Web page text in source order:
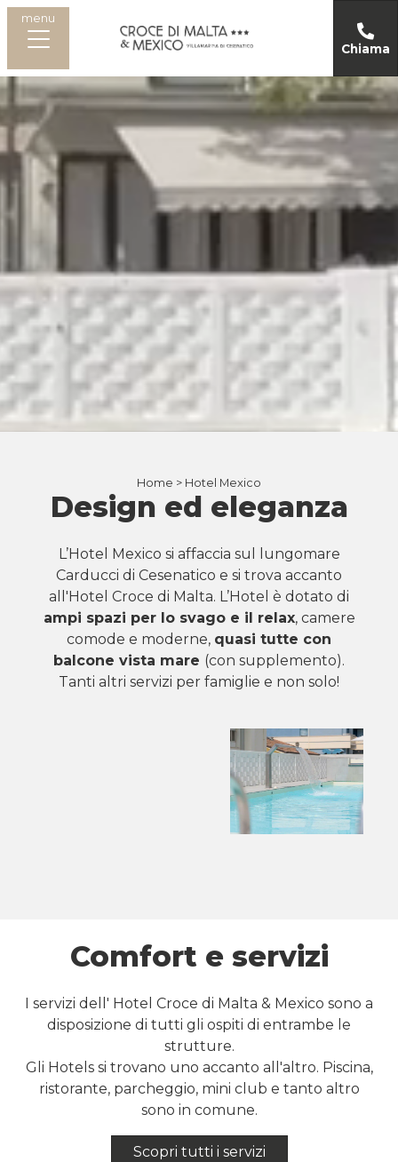
menu
Chiama
Home > Hotel Mexico
Design ed eleganza
L’Hotel Mexico si affaccia sul lungomare
Carducci di Cesenatico e si trova accanto
all'Hotel Croce di Malta. L’Hotel è dotato di
ampi spazi per lo svago e il relax, camere
comode e moderne, quasi tutte con
balcone vista mare (con supplemento).
Tanti altri servizi per famiglie e non solo!
Comfort e servizi
I servizi dell' Hotel Croce di Malta & Mexico sono a
disposizione di tutti gli ospiti di entrambe le
strutture.
Gli Hotels si trovano uno accanto all'altro. Piscina,
ristorante, parcheggio, mini club e tanto altro
sono in comune.
Scopri tutti i servizi